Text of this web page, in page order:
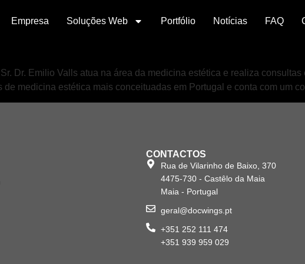
Empresa Soluções Web Portfólio Notícias FAQ
Dr. Emilio Valls atua na área da medicina estética e realiza
de medicina estética mais conceituadas em Portugal e conta com um
CONTACTOS
Rua de Vilarinho de Baixo, 370
4475-730 - Castêlo da Maia
Maia - Portugal
geral@docwings.pt
+351 252 111 474
+351 939 959 029